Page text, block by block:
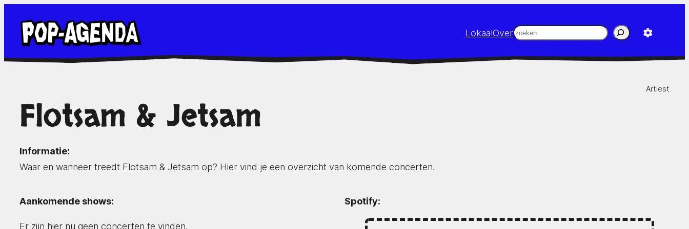
naar
inhoud
LokaalOverZoeken
Artiest
Flotsam & Jetsam
Informatie:
Waar en wanneer treedt Flotsam & Jetsam op? Hier vind je een overzicht van komende concerten.
Aankomende shows:
Er zijn hier nu geen concerten te vinden.
Spotify: